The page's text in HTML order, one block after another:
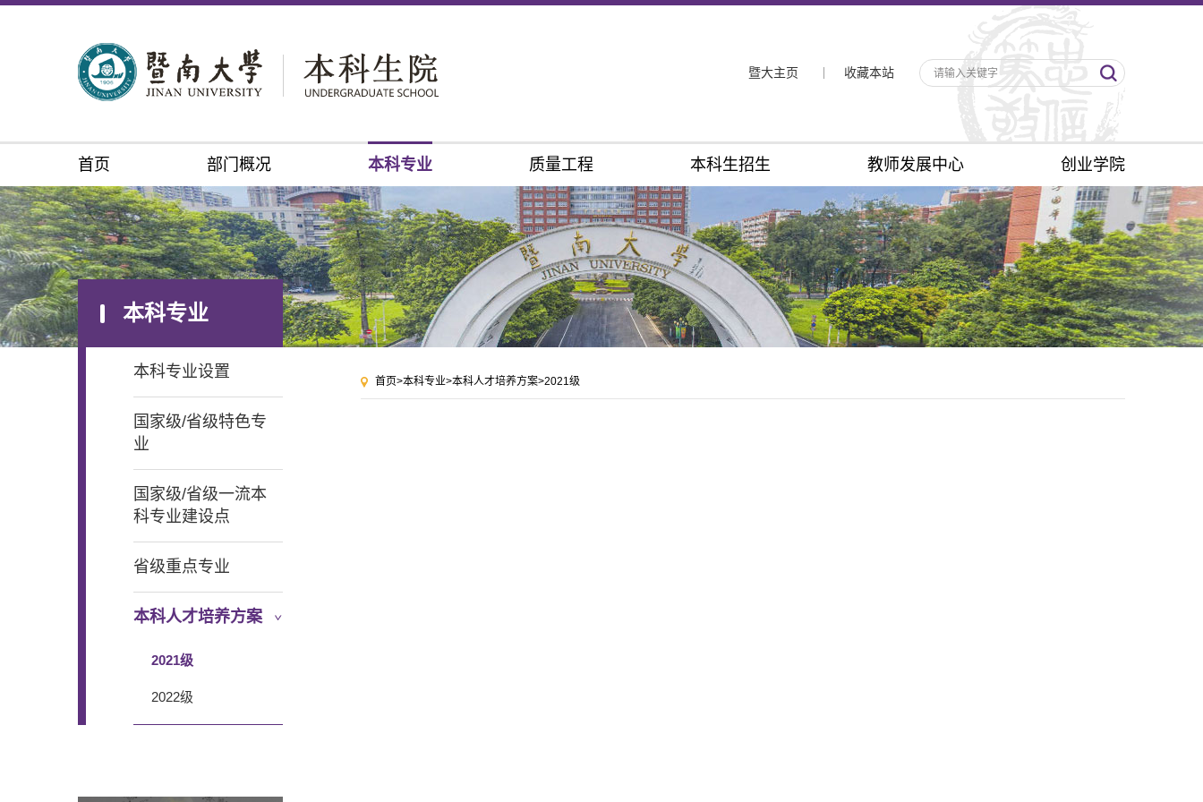
暨大主页 收藏本站
首页 部门概况 本科专业 质量工程 本科生招生 教师发展中心 创业学院
本科专业
本科专业设置
国家级/省级特色专
业
国家级/省级一流本
科专业建设点
省级重点专业
本科人才培养方案
2021级
2022级
首页>本科专业>本科人才培养方案>2021级